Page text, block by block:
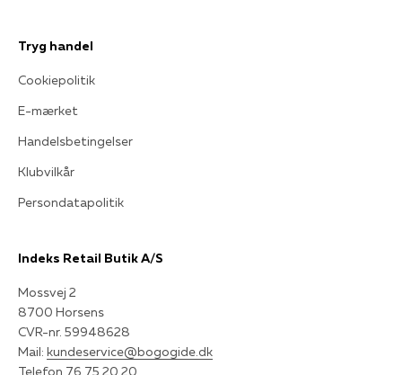
Tryg handel
Cookiepolitik
E-mærket
Handelsbetingelser
Klubvilkår
Persondatapolitik
Indeks Retail Butik A/S
Mossvej 2
8700 Horsens
CVR-nr. 59948628
Mail: kundeservice@bogogide.dk
Telefon 76 75 20 20